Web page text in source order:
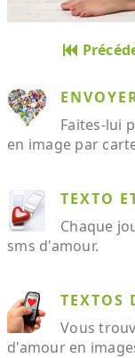
Faites-lui
en image par
TEXTO
Chaque
sms d'amour.
TEXTOS
Vous
d'amour en